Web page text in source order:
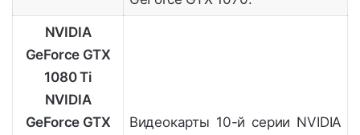
NVIDIA
GeForce GTX
1080 Ti
NVIDIA
GeForce GTX
Видеокарты 10-й серии NVIDIA